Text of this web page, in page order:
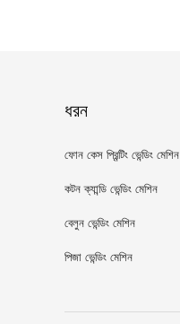
ধরন
ফোন কেস প্রিন্টিং ভেন্ডিং মেশিন
কটন ক্যান্ডি ভেন্ডিং মেশিন
বেলুন ভেন্ডিং মেশিন
পিজা ভেন্ডিং মেশিন